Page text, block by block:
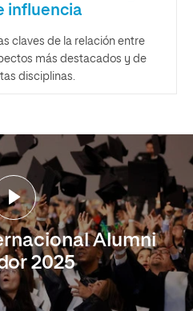
influencia
claves de la relación entre
más destacados y de
disciplinas.
Alumni
2025